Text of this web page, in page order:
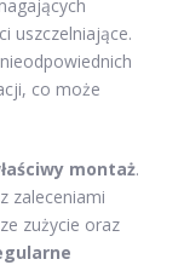
uszczelniające.
co może
montaż.
zaleceniami
zużycie oraz